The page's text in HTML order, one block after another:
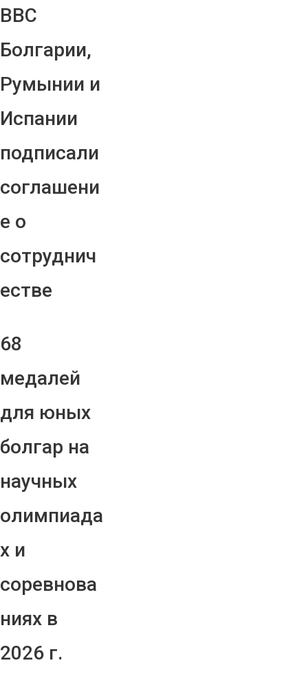
ВВС
Болгарии,
Румынии и
Испании
подписали
соглашени
е о
сотруднич
естве
68
медалей
для юных
болгар на
научных
олимпиада
х и
соревнова
ниях в
2026 г.